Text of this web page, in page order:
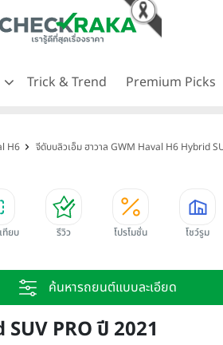
Trick & Trend Premium Picks
H6 จีดับบลิวเอ็ม ฮาวาล GWM Haval H6 Hybrid
ทียบ รีวิว โปรโมชั่น โชว์รูม
ค้นหารถยนต์แบบละเอียด
PRO ปี 2021